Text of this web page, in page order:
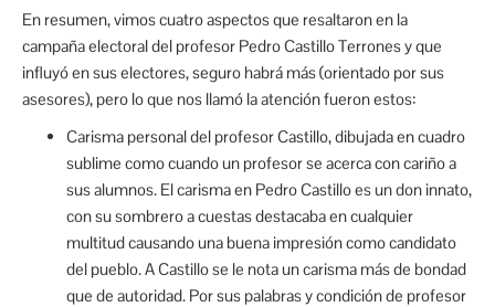
En resumen, vimos cuatro aspectos que resaltaron en la
campaña electoral del profesor Pedro Castillo Terrones y que
influyó en sus electores, seguro habrá más (orientado por sus
asesores), pero lo que nos llamó la atención fueron estos:
Carisma personal del profesor Castillo, dibujada en cuadro
sublime como cuando un profesor se acerca con cariño a
sus alumnos. El carisma en Pedro Castillo es un don innato,
con su sombrero a cuestas destacaba en cualquier
multitud causando una buena impresión como candidato
del pueblo. A Castillo se le nota un carisma más de bondad
que de autoridad. Por sus palabras y condición de profesor